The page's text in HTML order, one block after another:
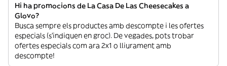
Hi ha promocions de La Casa De Las Cheesecakes a
Glovo?
Busca sempre els productes amb descompte i les ofertes
especials (s’indiquen en groc). De vegades, pots trobar
ofertes especials com ara 2x1 o lliurament amb
descompte!